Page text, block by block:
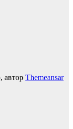
автор Themeansar